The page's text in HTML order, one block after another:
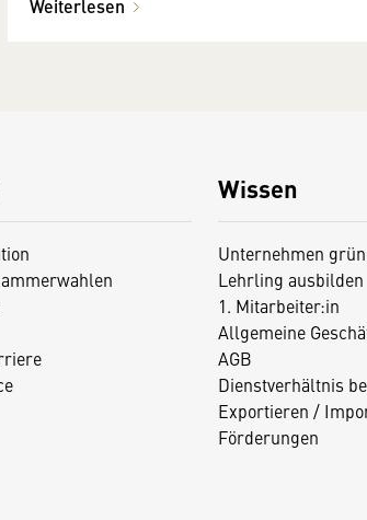
Weiterlesen
Wissen
Unternehmen
Lehrling ausbilden
1. Mitarbeiter:in
Allgemeine
AGB
Dienstverhältnis
Exportieren /
Förderungen